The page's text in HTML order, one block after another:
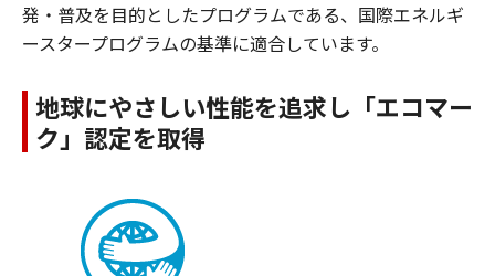
発・普及を目的としたプログラムである、国際エネルギ
ースタープログラムの基準に適合しています。
地球にやさしい性能を追求し「エコマー
ク」認定を取得